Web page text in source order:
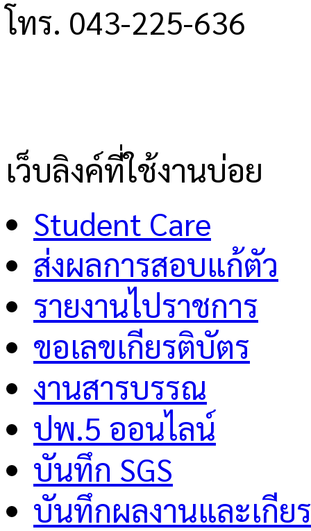
โทร. 043-225-636
เว็บลิงค์ที่ใช้งานบ่อย
Student Care
ส่งผลการสอบแก้ตัว
รายงานไปราชการ
ขอเลขเกียรติบัตร
งานสารบรรณ
ปพ.5 ออนไลน์
บันทึก SGS
บันทึกผลงานและเกีย